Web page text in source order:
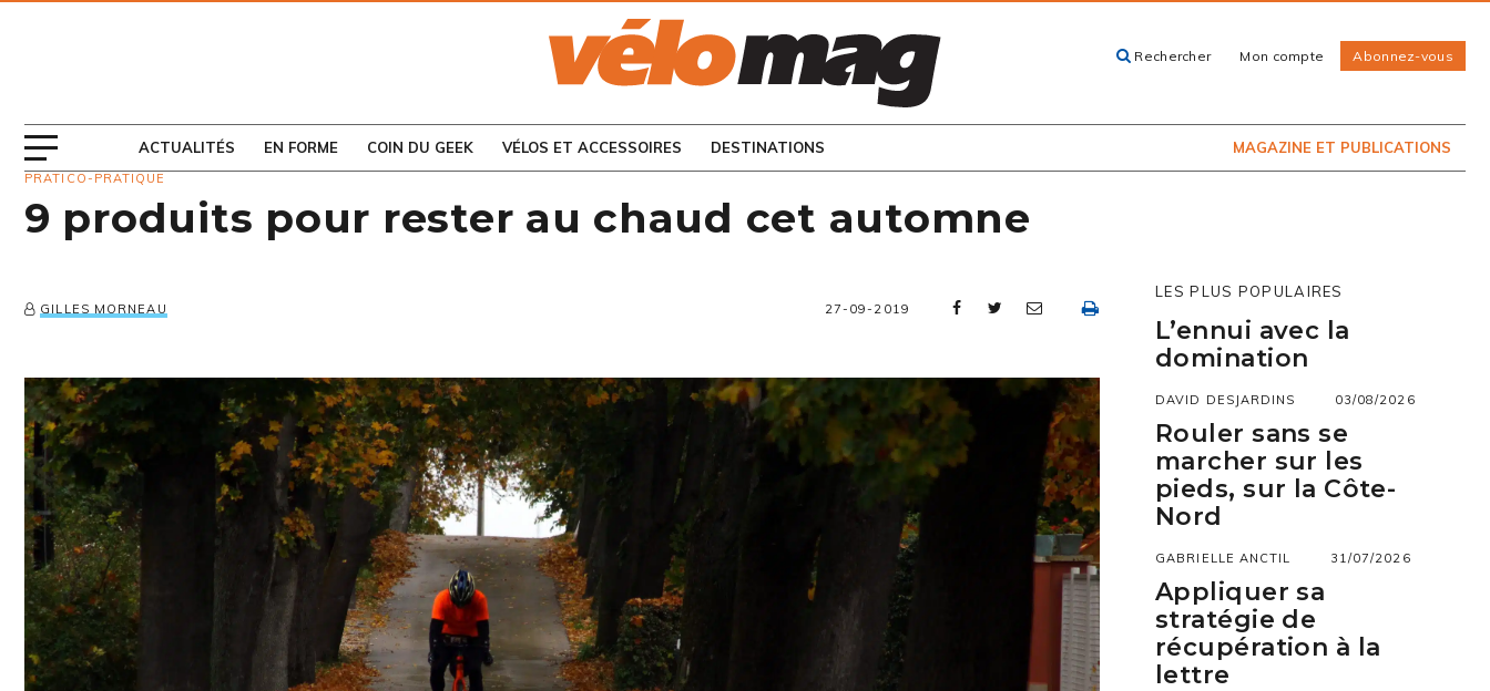
Rechercher Mon compte Abonnez-vous
ACTUALITÉS EN FORME COIN DU GEEK VÉLOS ET ACCESSOIRES DESTINATIONS MAGAZINE ET PUBLICATIONS
CONSULTEZ LES
EN KIOSQUE
PRATICO-PRATIQUE
9 produits pour rester au chaud cet automne
GILLES MORNEAU 27-09-2019
LES PLUS POPULAIRES
L’ennui avec la
domination
DAVID DESJARDINS 03/08/2026
Rouler sans se
marcher sur les
pieds, sur la Côte-
Nord
GABRIELLE ANCTIL 31/07/2026
Appliquer sa
stratégie de
récupération à la
lettre